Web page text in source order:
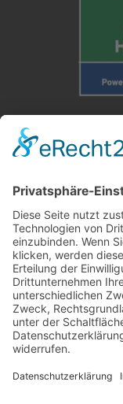
Weitere
Kontakt
Newsletter
FAQ
Impressum